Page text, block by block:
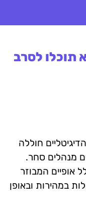
לסרב
חוללה
מנהלים סחר.
אופיים המבוזר
במהירות ובאופן